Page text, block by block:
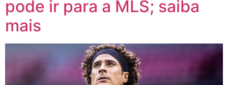
pode ir para a MLS; saiba
mais